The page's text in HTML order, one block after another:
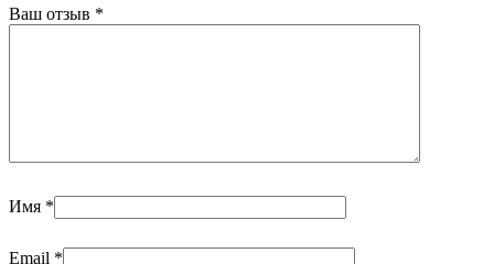
Ваш отзыв *
Имя *
Email *